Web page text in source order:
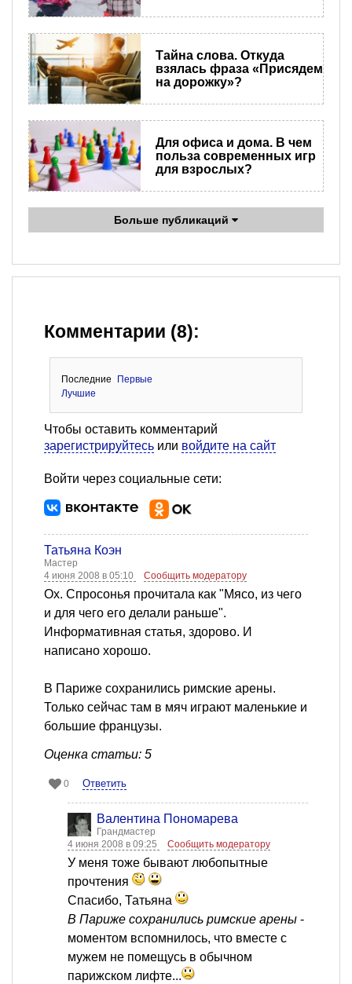
Тайна слова. Откуда
взялась фраза «Присядем
на дорожку»?
Для офиса и дома. В чем
польза cовременных игр
для взрослых?
Больше публикаций
Комментарии (8):
Последние
Первые
Лучшие
Чтобы оставить комментарий
зарегистрируйтесь или войдите на сайт
Войти через социальные сети:
Татьяна Коэн
Мастер
4 июня 2008 в 05:10
Сообщить модератору
Ох. Спросонья прочитала как "Мясо, из чего
и для чего его делали раньше".
Информативная статья, здорово. И
написано хорошо.
В Париже сохранились римские арены.
Только сейчас там в мяч играют маленькие и
большие французы.
Оценка статьи: 5
0 Ответить
Валентина Пономарева
Грандмастер
4 июня 2008 в 09:25
Сообщить модератору
У меня тоже бывают любопытные
прочтения
Спасибо, Татьяна
В Париже сохранились римские арены -
моментом вспомнилось, что вместе с
мужем не помещусь в обычном
парижском лифте...